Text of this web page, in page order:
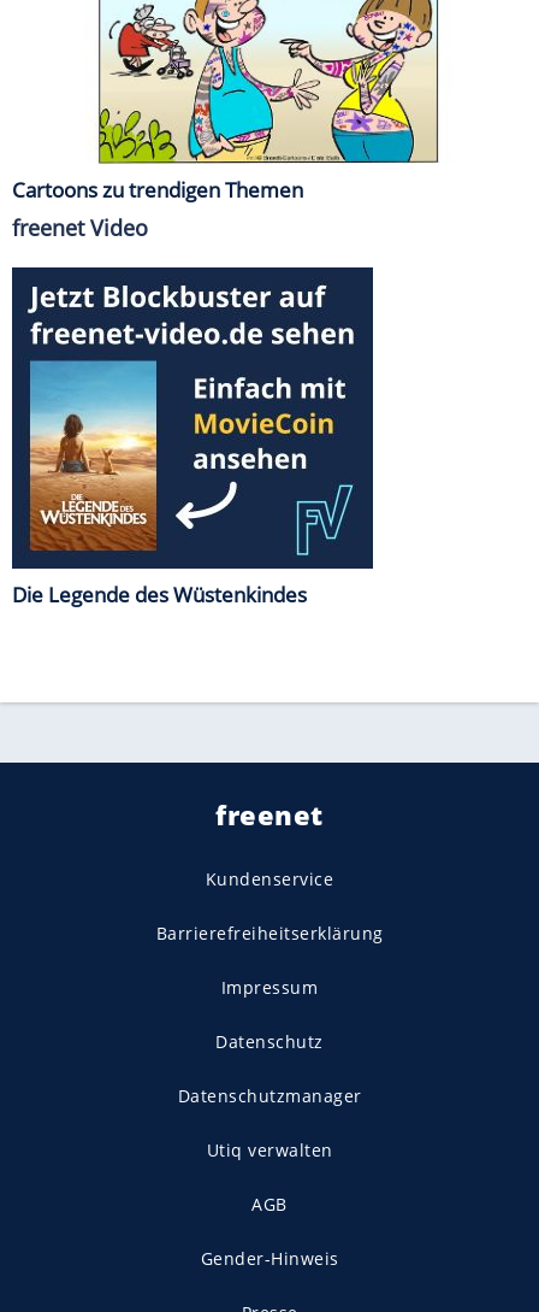
Cartoons zu trendigen Themen
freenet Video
Die Legende des Wüstenkindes
freenet
Kundenservice
Barrierefreiheitserklärung
Impressum
Datenschutz
Datenschutzmanager
Utiq verwalten
AGB
Gender-Hinweis